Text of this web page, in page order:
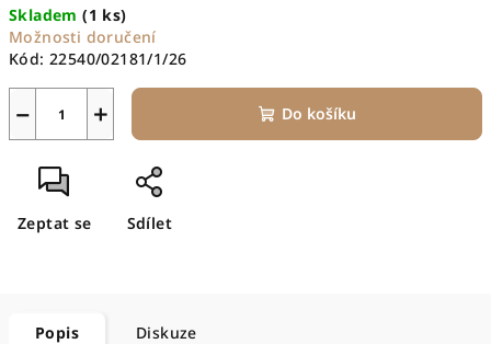
cena:
Skladem(1 ks)
Možnosti doručení
Kód: 22540/02181/1/26
+
− Do košíku
Zeptat se Sdílet
Popis Diskuze